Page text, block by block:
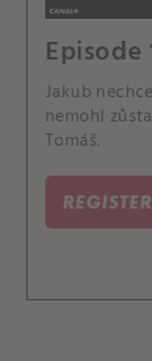
Episode
Jakub
nemohl
Tomáš.